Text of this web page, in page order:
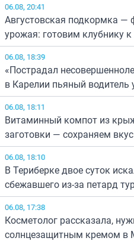
06.08, 20:41
Августовская подкормка —
урожая: готовим клубнику
06.08, 18:39
«Пострадал
в Карелии пьяный водитель
06.08, 18:11
Витаминный компот из
заготовки — сохраняем
06.08, 18:10
В Териберке двое суток
сбежавшего из-за петард
06.08, 17:38
Косметолог рассказала,
солнцезащитным кремом в